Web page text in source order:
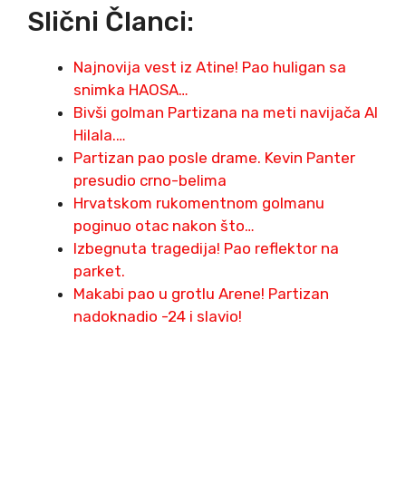
Slični Članci:
Najnovija vest iz Atine! Pao huligan sa
snimka HAOSA…
Bivši golman Partizana na meti navijača Al
Hilala.…
Partizan pao posle drame. Kevin Panter
presudio crno-belima
Hrvatskom rukomentnom golmanu
poginuo otac nakon što…
Izbegnuta tragedija! Pao reflektor na
parket.
Makabi pao u grotlu Arene! Partizan
nadoknadio -24 i slavio!